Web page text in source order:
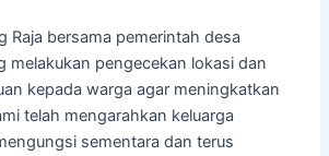
Raja bersama pemerintah desa
melakukan pengecekan lokasi dan
kepada warga agar meningkatkan
telah mengarahkan keluarga
sementara dan terus